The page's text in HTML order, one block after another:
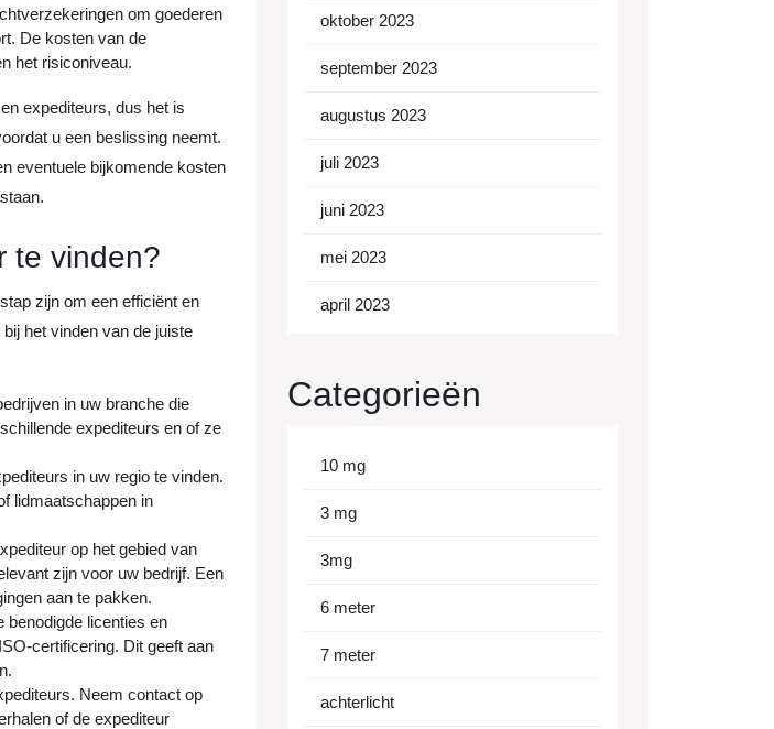
om goederen
De kosten van de
het risiconiveau.
expediteurs, dus het is
u een beslissing neemt.
eventuele bijkomende kosten
te vinden?
zijn om een efficiënt en
het vinden van de juiste
in uw branche die
expediteurs en of ze
in uw regio te vinden.
lidmaatschappen in
op het gebied van
zijn voor uw bedrijf. Een
aan te pakken.
benodigde licenties en
certificering. Dit geeft aan
Neem contact op
of de expediteur
oktober 2023
september 2023
augustus 2023
juli 2023
juni 2023
mei 2023
april 2023
Categorieën
10 mg
3 mg
3mg
6 meter
7 meter
achterlicht